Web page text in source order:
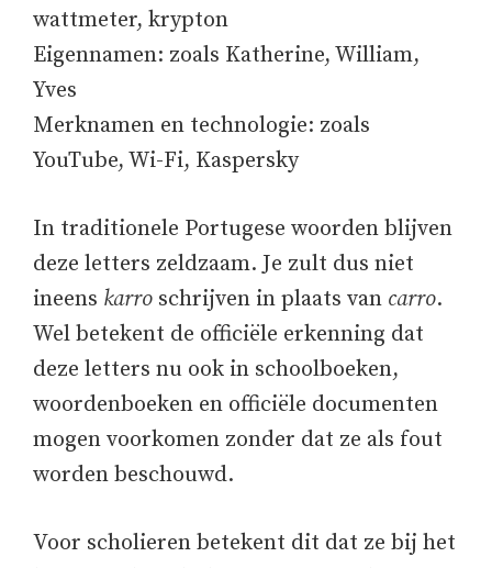
wattmeter, krypton
Eigennamen: zoals Katherine, William,
Yves
Merknamen en technologie: zoals
YouTube, Wi-Fi, Kaspersky
In traditionele Portugese woorden blijven
deze letters zeldzaam. Je zult dus niet
ineens karro schrijven in plaats van carro.
Wel betekent de officiële erkenning dat
deze letters nu ook in schoolboeken,
woordenboeken en officiële documenten
mogen voorkomen zonder dat ze als fout
worden beschouwd.
Voor scholieren betekent dit dat ze bij het